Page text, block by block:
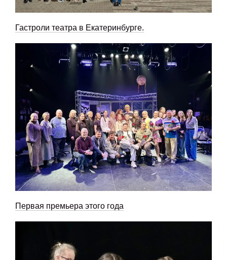
Гастроли театра в Екатеринбурге.
Первая премьера этого года